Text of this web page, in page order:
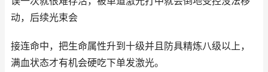
动，后续光束会
接连命中，把生命属性升到十级并且防具精炼八级以上，
满血状态才有机会硬吃下单发激光。